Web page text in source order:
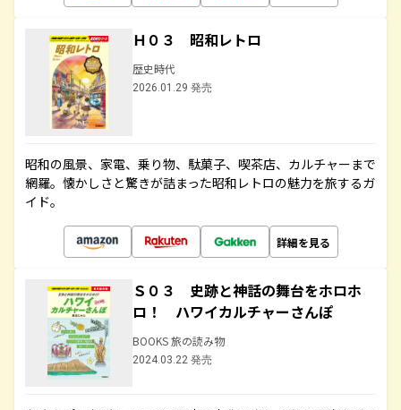
Ｈ０３ 昭和レトロ
歴史時代
2026.01.29 発売
昭和の風景、家電、乗り物、駄菓子、喫茶店、カルチャーまで
網羅。懐かしさと驚きが詰まった昭和レトロの魅力を旅するガ
イド。
詳細を見る
Ｓ０３ 史跡と神話の舞台をホロホ
ロ！ ハワイカルチャーさんぽ
BOOKS 旅の読み物
2024.03.22 発売